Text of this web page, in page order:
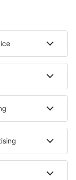
utilizatorii eSky